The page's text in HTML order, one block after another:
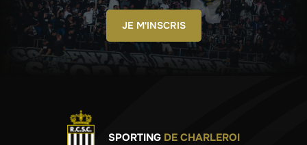
JE M'INSCRIS
SPORTING DE CHARLEROI